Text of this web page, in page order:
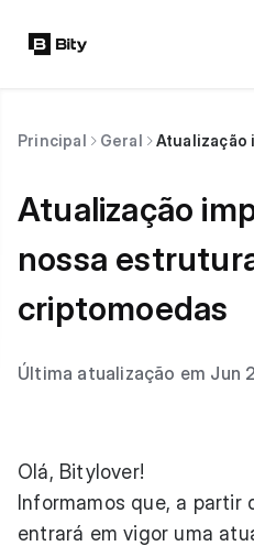
Principal Geral
Atualização
nossa
criptomoedas
Última atualização em Jun
Olá, Bitylover!
Informamos que, a partir
entrará em vigor uma